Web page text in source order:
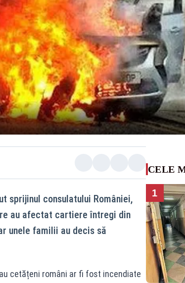
sprijinul consulatului României,
au afectat cartiere întregi din
unele familii au decis să
cetățeni români ar fi fost incendiate
CELE
1